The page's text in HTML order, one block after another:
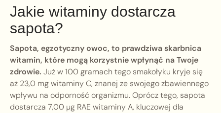
Jakie witaminy dostarcza
sapota?
Sapota, egzotyczny owoc, to prawdziwa skarbnica
witamin, które mogą korzystnie wpłynąć na Twoje
zdrowie. Już w 100 gramach tego smakołyku kryje się
aż 23,0 mg witaminy C, znanej ze swojego zbawiennego
wpływu na odporność organizmu. Oprócz tego, sapota
dostarcza 7,00 µg RAE witaminy A, kluczowej dla